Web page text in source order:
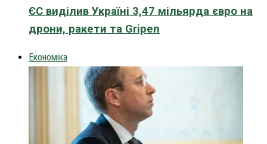
ЄС виділив Україні 3,47 мільярда євро на
дрони, ракети та Gripen
Економіка